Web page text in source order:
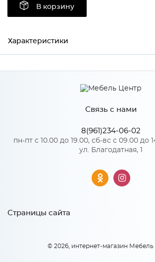
В корзину
Характеристики
Производитель МиФ
Количество упаковок: 1
Связь с нами
8(961)234-06-02
пн-пт с 10.00 до 19.00, сб-вс с 09.00 до
ул. Благодатная, 1
Страницы сайта
© 2026, интернет-магазин